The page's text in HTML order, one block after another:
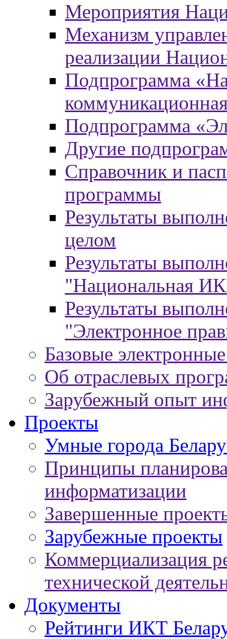
Мероприятия
Механизм
реализации
Подпрограмма
Подпрограмма
Другие
Справочник и
программы
Результаты
целом
Результаты
"Национальная
Результаты
"Электронное
Базовые
Об отраслевых
Зарубежный опыт
Проекты
Умные города
Принципы
информатизации
Завершенные
Зарубежные проекты
Коммерциализация
технической
Документы
Рейтинги ИКТ